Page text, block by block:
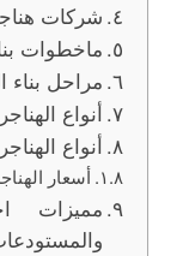
شركات
ماخطوات
مراحل بناء
أنواع
أنواع
أسعار
مميزات